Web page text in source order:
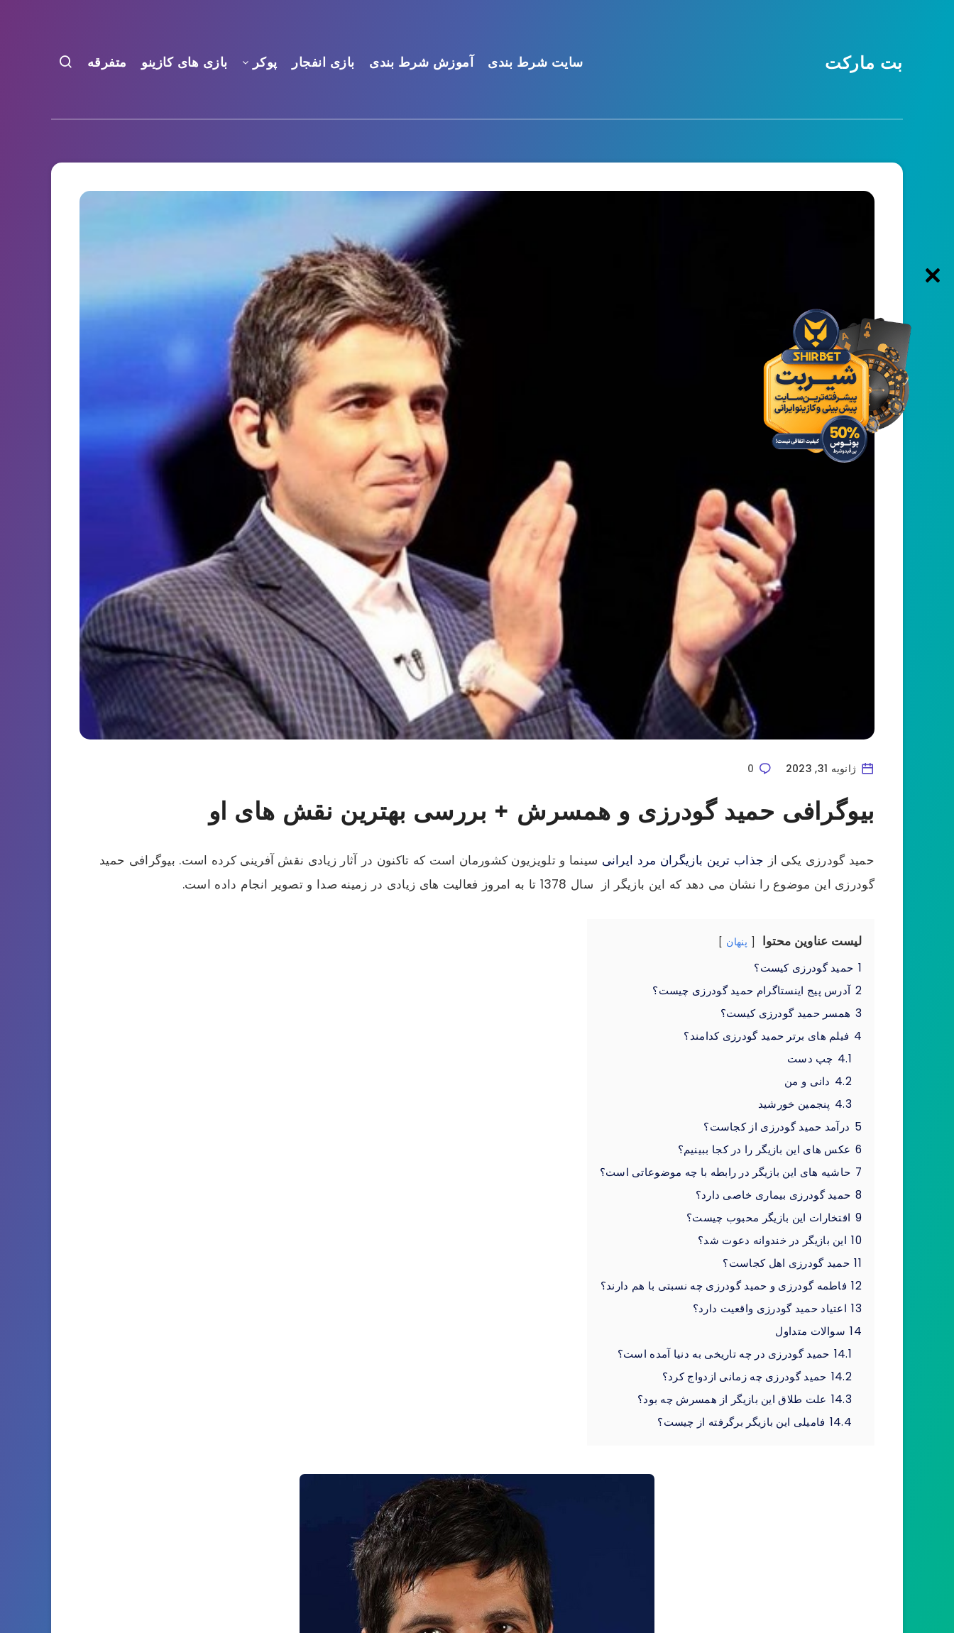
بت مارکت سایت شرط بندی آموزش شرط بندی بازی انفجار پوکر بازی های کازینو متفرقه
ژانویه 31, 2023 0
بیوگرافی حمید گودرزی و همسرش + بررسی بهترین نقش های او
حمید گودرزی یکی از جذاب ترین بازیگران مرد ایرانی سینما و تلویزیون کشورمان است که تاکنون در آثار زیادی نقش آفرینی کرده است. بیوگرافی حمید
گودرزی این موضوع را نشان می دهد که این بازیگر از سال 1378 تا به امروز فعالیت های زیادی در زمینه صدا و تصویر انجام داده است.
لیست عناوین محتوا پنهان
1 حمید گودرزی کیست؟
2 آدرس پیج اینستاگرام حمید گودرزی چیست؟
3 همسر حمید گودرزی کیست؟
4 فیلم های برتر حمید گودرزی کدامند؟
4.1 چپ دست
4.2 دانی و من
4.3 پنجمین خورشید
5 درآمد حمید گودرزی از کجاست؟
6 عکس های این بازیگر را در کجا ببینیم؟
7 حاشیه های این بازیگر در رابطه با چه موضوعاتی است؟
8 حمید گودرزی بیماری خاصی دارد؟
9 افتخارات این بازیگر محبوب چیست؟
10 این بازیگر در خندوانه دعوت شد؟
11 حمید گودرزی اهل کجاست؟
12 فاطمه گودرزی و حمید گودرزی چه نسبتی با هم دارند؟
13 اعتیاد حمید گودرزی واقعیت دارد؟
14 سوالات متداول
14.1 حمید گودرزی در چه تاریخی به دنیا آمده است؟
14.2 حمید گودرزی چه زمانی ازدواج کرد؟
14.3 علت طلاق این بازیگر از همسرش چه بود؟
14.4 فامیلی این بازیگر برگرفته از چیست؟